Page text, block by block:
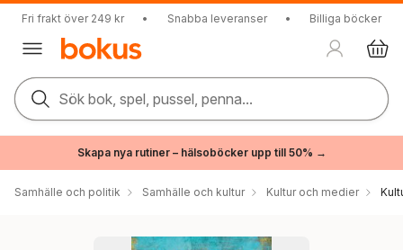
Fri frakt över 249 kr • Snabba leveranser • Billiga böcker
Sök bok, spel, pussel, penna...
Skapa nya rutiner – hälsoböcker upp till 50% →
Samhälle och politik Samhälle och kultur Kultur och medier